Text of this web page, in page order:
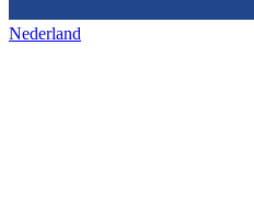
Nederland